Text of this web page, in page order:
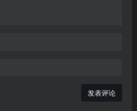
发表评论